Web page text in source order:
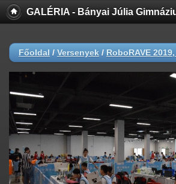
GALÉRIA - Bányai Júlia
Főoldal / Versenyek / RoboRAVE